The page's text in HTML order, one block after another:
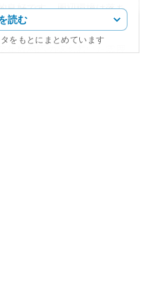
良好です。周辺環境は落ち
の公園や学校が点在し、家
読む
をもとにまとめています